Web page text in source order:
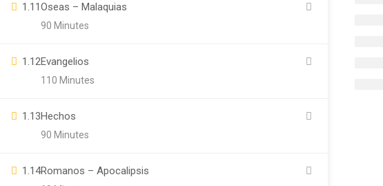
1.11Oseas – Malaquias
90 Minutes
1.12Evangelios
110 Minutes
1.13Hechos
90 Minutes
1.14Romanos – Apocalipsis